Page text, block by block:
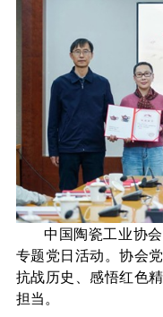
中国陶瓷工业协
专题党日活动。协会
抗战历史、感悟红色
担当 。